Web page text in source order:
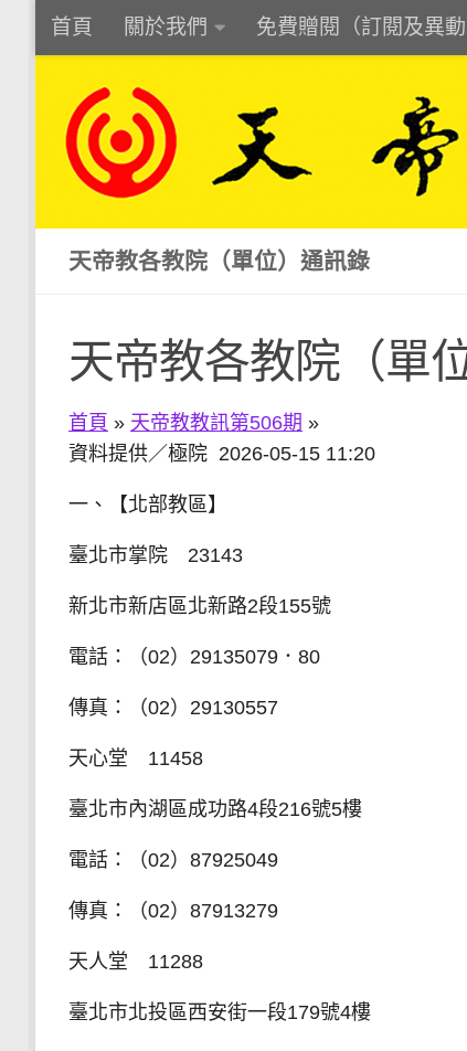
Skip to content
首頁 關於我們 免費贈閱（訂閱及異動
天帝教各教院（單位）通訊錄
天帝教各教院（單
首頁 » 天帝教教訊第506期 »
資料提供／極院 2026-05-15 11:20
一、【北部教區】
臺北市掌院 23143
新北市新店區北新路2段155號
電話：（02）29135079．80
傳真：（02）29130557
天心堂 11458
臺北市內湖區成功路4段216號5樓
電話：（02）87925049
傳真：（02）87913279
天人堂 11288
臺北市北投區西安街一段179號4樓